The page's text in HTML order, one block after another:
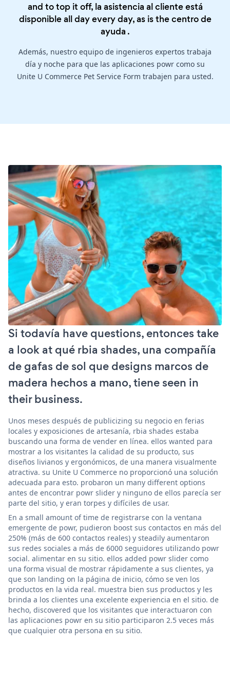
and to top it off, la asistencia al cliente está
disponible all day every day, as is thecentro de
ayuda .
Además, nuestro equipo de ingenieros expertos trabaja
día y noche para que las aplicaciones powr como su
Unite U Commerce Pet Service Form trabajen para usted.
Si todavía have questions, entonces take
a look at qué rbia shades, una compañía
de gafas de sol que designs marcos de
madera hechos a mano, tiene seen in
their business.
Unos meses después de publicizing su negocio en ferias
locales y exposiciones de artesanía, rbia shades estaba
buscando una forma de vender en línea. ellos wanted para
mostrar a los visitantes la calidad de su producto, sus
diseños livianos y ergonómicos, de una manera visualmente
atractiva. su Unite U Commerce no proporcionó una solución
adecuada para esto. probaron un many different options
antes de encontrar powr slider y ninguno de ellos parecía ser
parte del sitio, y eran torpes y difíciles de usar.
En a small amount of time de registrarse con la ventana
emergente de powr, pudieron boost sus contactos en más del
250% (más de 600 contactos reales) y steadily aumentaron
sus redes sociales a más de 6000 seguidores utilizando powr
social. alimentar en su sitio. ellos added powr slider como
una forma visual de mostrar rápidamente a sus clientes, ya
que son landing on la página de inicio, cómo se ven los
productos en la vida real. muestra bien sus productos y les
brinda a los clientes una excelente experiencia en el sitio. de
hecho, discovered que los visitantes que interactuaron con
las aplicaciones powr en su sitio participaron 2.5 veces más
que cualquier otra persona en su sitio.